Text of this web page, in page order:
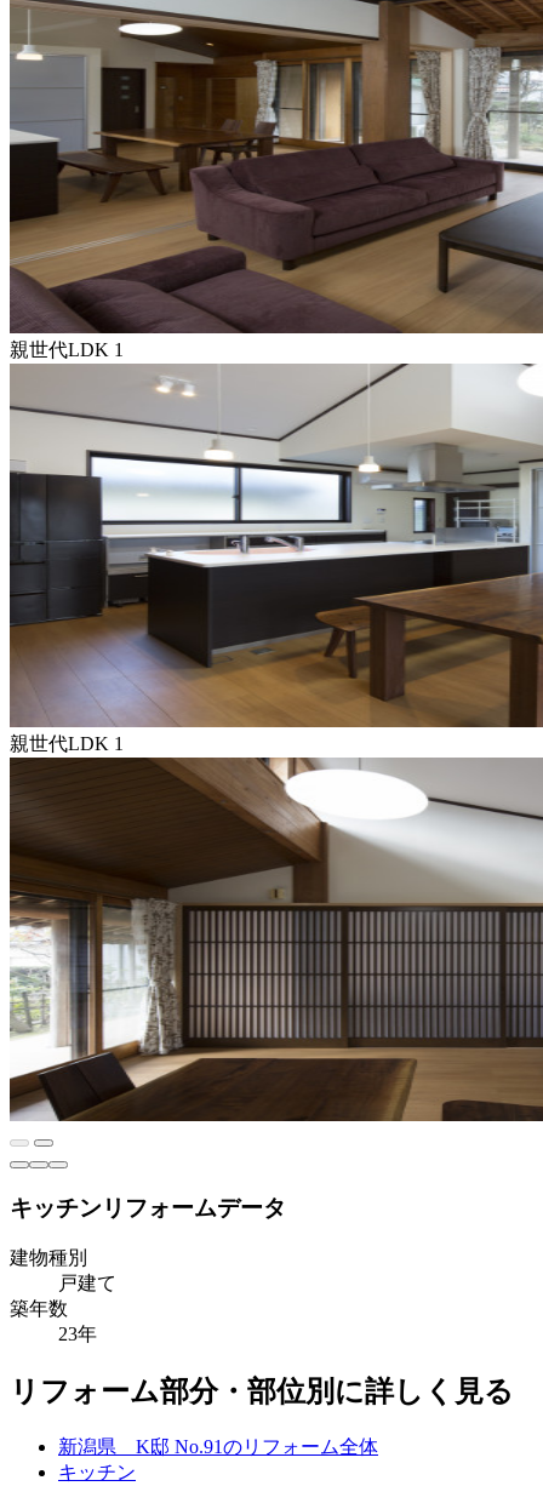
親世代LDK 1
親世代LDK 1
キッチンリフォームデータ
建物種別
戸建て
築年数
23年
リフォーム部分・部位別に詳しく見る
新潟県 K邸 No.91のリフォーム全体
キッチン